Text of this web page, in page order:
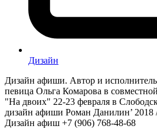
Дизайн
Дизайн афиши. Автор и
певица Ольга Комарова в
"На двоих" 22-23 февраля в
дизайн афиши Роман Данилин’ 2018
Дизайн афиш +7 (906) 768-48-68